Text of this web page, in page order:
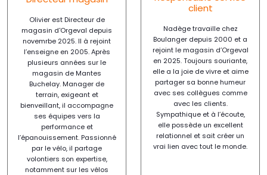
Olivier est Directeur de
magasin d'Orgeval depuis
novemrbe 2025. Il à rejoint
l’enseigne en 2005. Après
plusieurs années sur le
magasin de Mantes
Buchelay. Manager de
terrain, exigeant et
bienveillant, il accompagne
ses équipes vers la
performance et
l’épanouissement. Passionné
par le vélo, il partage
volontiers son expertise,
notamment sur les vélos
client
Nadège travaille chez
Boulanger depuis 2000 et a
rejoint le magasin d’Orgeval
en 2025. Toujours souriante,
elle a la joie de vivre et aime
partager sa bonne humeur
avec ses collègues comme
avec les clients.
Sympathique et à l’écoute,
elle possède un excellent
relationnel et sait créer un
vrai lien avec tout le monde.